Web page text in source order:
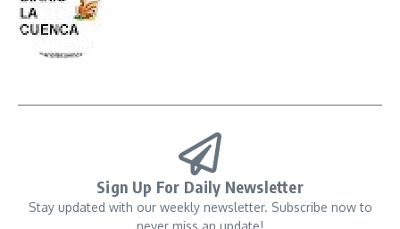
Sign Up For Daily Newsletter
Stay updated with our weekly newsletter. Subscribe now to
never miss an update!